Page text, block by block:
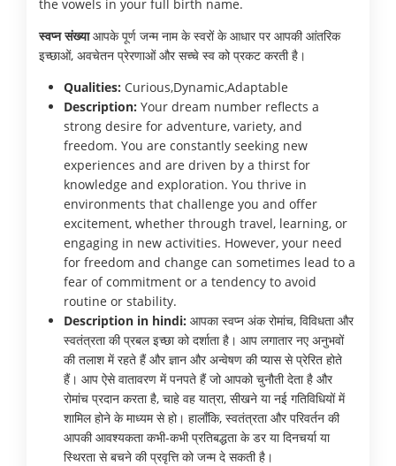
the vowels in your full birth name.
स्वप्न संख्याआपके पूर्ण जन्म नाम के स्वरों के आधार पर आपकी आंतरिक
इच्छाओं, अवचेतन प्रेरणाओं और सच्चे स्व को प्रकट करती है।
Qualities: Curious,Dynamic,Adaptable
Description: Your dream number reflects a
strong desire for adventure, variety, and
freedom. You are constantly seeking new
experiences and are driven by a thirst for
knowledge and exploration. You thrive in
environments that challenge you and offer
excitement, whether through travel, learning, or
engaging in new activities. However, your need
for freedom and change can sometimes lead to a
fear of commitment or a tendency to avoid
routine or stability.
Description in hindi: आपका स्वप्न अंक रोमांच, विविधता और
स्वतंत्रता की प्रबल इच्छा को दर्शाता है। आप लगातार नए अनुभवों
की तलाश में रहते हैं और ज्ञान और अन्वेषण की प्यास से प्रेरित होते
हैं। आप ऐसे वातावरण में पनपते हैं जो आपको चुनौती देता है और
रोमांच प्रदान करता है, चाहे वह यात्रा, सीखने या नई गतिविधियों में
शामिल होने के माध्यम से हो। हालाँकि, स्वतंत्रता और परिवर्तन की
आपकी आवश्यकता कभी-कभी प्रतिबद्धता के डर या दिनचर्या या
स्थिरता से बचने की प्रवृत्ति को जन्म दे सकती है।